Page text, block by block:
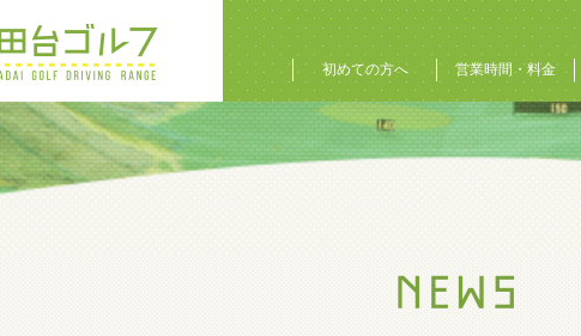
初めての方へ 営業時間・料金